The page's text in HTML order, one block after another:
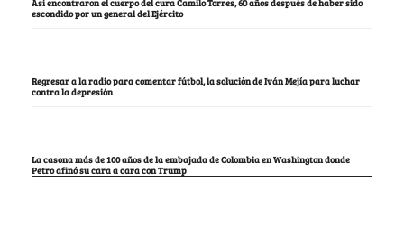
Así encontraron el cuerpo del cura Camilo Torres, 60 años después de haber sido
escondido por un general del Ejército
Regresar a la radio para comentar fútbol, la solución de Iván Mejía para luchar
contra la depresión
La casona más de 100 años de la embajada de Colombia en Washington donde
Petro afinó su cara a cara con Trump